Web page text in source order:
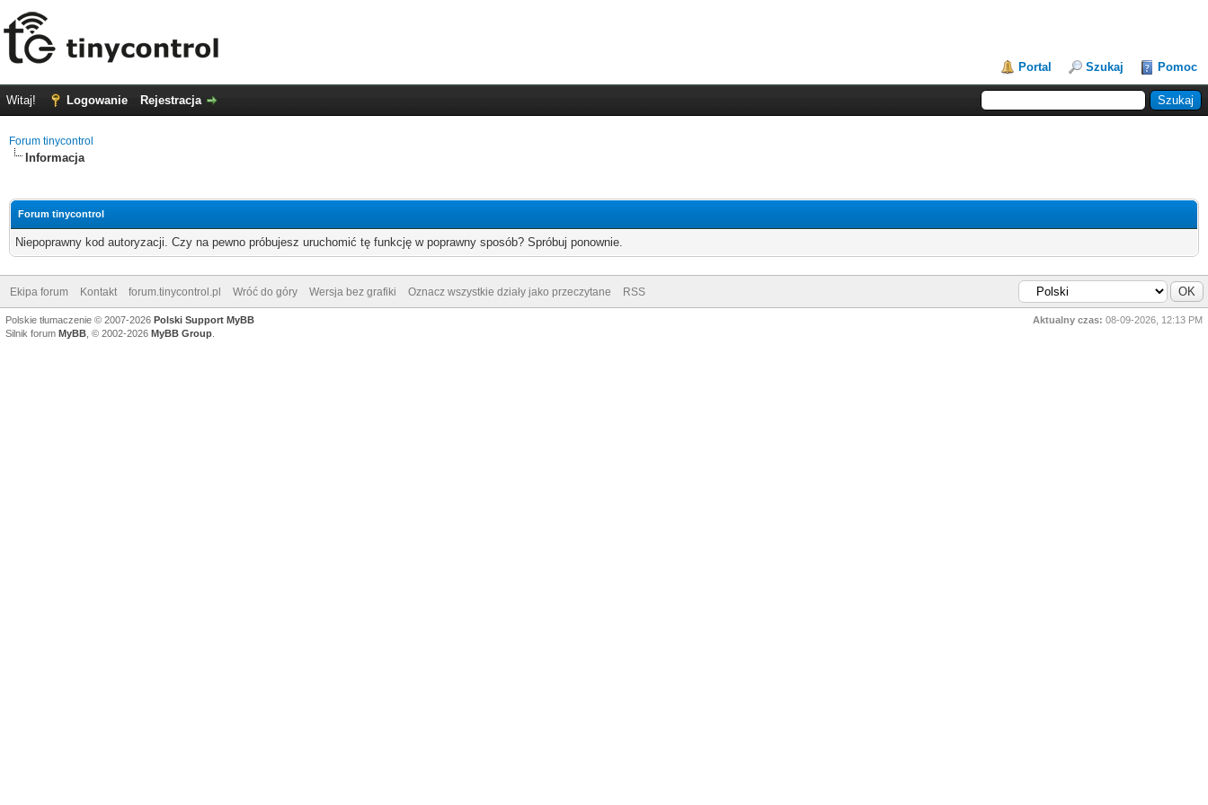
Portal Szukaj Pomoc
Witaj! Logowanie Rejestracja
Forum tinycontrol
Informacja
Forum tinycontrol
Niepoprawny kod autoryzacji. Czy na pewno próbujesz uruchomić tę funkcję w poprawny sposób? Spróbuj ponownie.
Ekipa forum Kontakt forum.tinycontrol.pl Wróć do góry Wersja bez grafiki Oznacz wszystkie działy jako przeczytane RSS
Aktualny czas: 08-09-2026, 12:13 PM
Polskie tłumaczenie © 2007-2026 Polski Support MyBB
Silnik forum MyBB , © 2002-2026 MyBB Group